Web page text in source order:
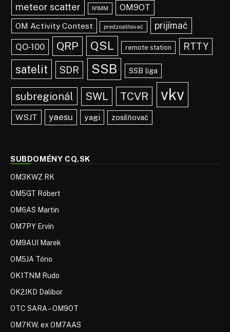
meteor scatter N1MM
OM9OT
OM Activity Contest
predzosilňovač prijímač
QO-100 QRP QSL remote station RTTY
satelit SDR SSB SSB liga
subregionál SWL TCVR vkv
WSJT yaesu yagi zosilňovač
SUBDOMÉNY CQ.SK
OM3KWZ RK
OM5GT Róbert
OM6AS Martin
OM7PY Ervín
OM9AUI Marek
OM5JA Tóno
OK1TNM Rudo
OK2JKD Dalibor
OTC SARA – OM9OT
OM7KW, ex OM7AAS